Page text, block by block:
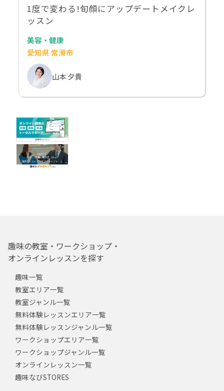
1度で変わる!旬顔にアップデートメイクレ
ッスン
美容・健康
愛知県 常滑市
山本 夕貴
趣味の教室・ワークショップ・
オンラインレッスンを探す
趣味一覧
教室エリア一覧
教室ジャンル一覧
無料体験レッスンエリア一覧
無料体験レッスンジャンル一覧
ワークショップエリア一覧
ワークショップジャンル一覧
オンラインレッスン一覧
趣味なびSTORES